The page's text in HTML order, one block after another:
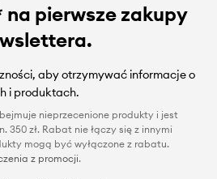
na pierwsze zakupy
aby otrzymywać informacje o
i produktach.
nieprzecenione produkty i jest
350 zł. Rabat nie łączy się z innymi
mogą być wyłączone z rabatu.
z promocji.